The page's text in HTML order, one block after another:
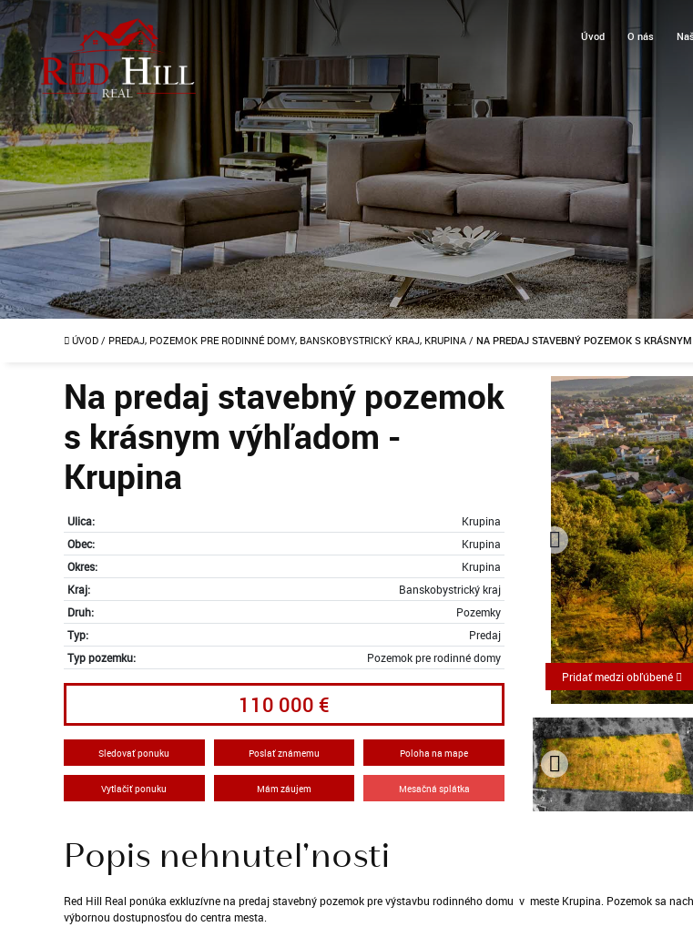
Úvod O nás
ÚVOD / PREDAJ, POZEMOK PRE RODINNÉ DOMY, BANSKOBYSTRICKÝ KRAJ, KRUPINA / NA PREDAJ STAVEBNÝ POZEMOK S
Na predaj stavebný pozemok
s krásnym výhľadom -
Krupina
Ulica:
Krupina
Obec:
Krupina
Okres:
Krupina
Kraj:
Banskobystrický kraj
Druh:
Pozemky
Typ:
Predaj
Typ pozemku:
Pozemok pre rodinné domy
110 000 €
Sledovať ponuku Poslať známemu Poloha na mape
Vytlačiť ponuku Mám záujem Mesačná splátka
Pridať medzi obľúbené
Popis nehnuteľnosti
Red Hill Real ponúka exkluzívne na predaj stavebný pozemok pre výstavbu rodinného domu v meste Krupina. Pozemok sa
výbornou dostupnosťou do centra mesta.